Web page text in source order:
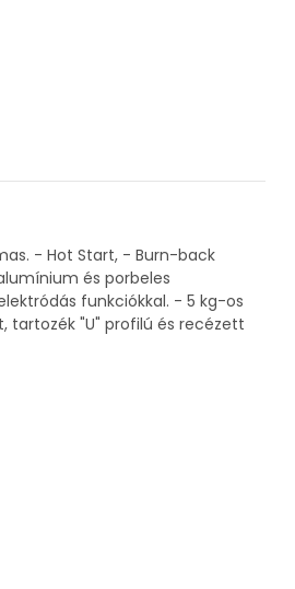
- Hot Start, - Burn-back
és porbeles
funkciókkal. - 5 kg-os
tartozék "U" profilú és recézett